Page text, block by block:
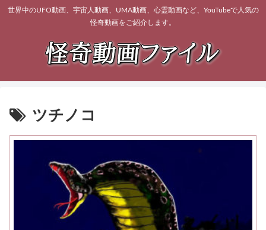
世界中のUFO動画、宇宙人動画、UMA動画、心霊動画など、YouTubeで人気の
怪奇動画をご紹介します。
ツチノコ